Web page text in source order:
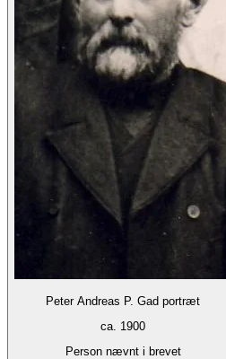
Peter Andreas P. Gad portræt
ca. 1900
Person nævnt i brevet